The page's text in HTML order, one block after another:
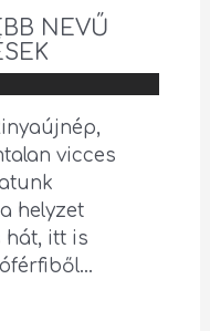
NEVŰ
vicces
helyzet
hát, itt is